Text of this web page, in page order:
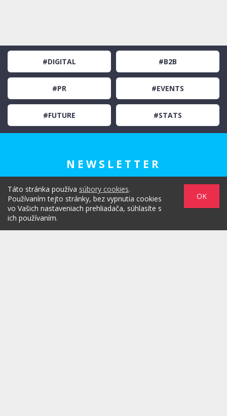
Táto stránka používa súbory cookies.
Používaním tejto stránky, bez vypnutia cookies
vo Vašich nastaveniach prehliadača, súhlasíte s
ich používaním.
OK
#DIGITAL #B2B
#PR #EVENTS
#FUTURE #STATS
NEWSLETTER